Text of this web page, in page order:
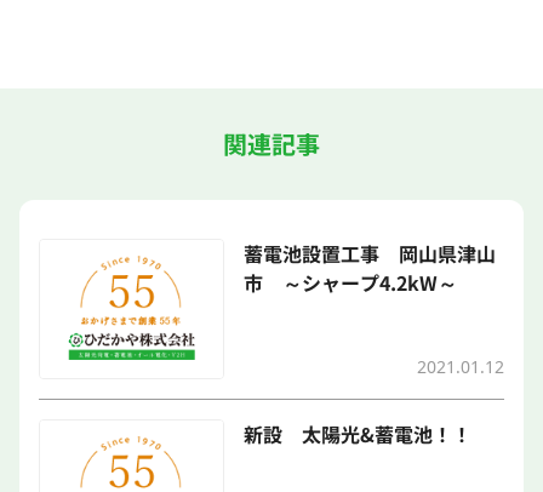
関連記事
蓄電池設置工事 岡山県津山
市 ～シャープ4.2kW～
2021.01.12
新設 太陽光&蓄電池！！